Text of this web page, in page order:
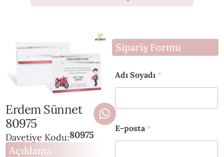
Erdem Sünnet
80975
Davetiye Kodu:80975
Açıklama
Sipariş Formu
Adı Soyadı *
E-posta *